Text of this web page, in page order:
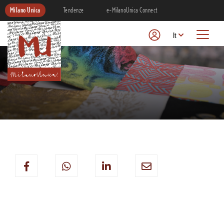
Milano Unica Tendenze e-MilanoUnica Connect
It